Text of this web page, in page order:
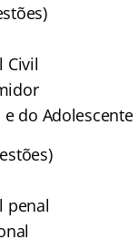
Civil
do Adolescente
penal